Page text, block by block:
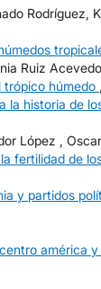
Rodríguez,
Ruiz
trópico húmedo ,
la historia de
López ,
fertilidad de
y partidos
américa